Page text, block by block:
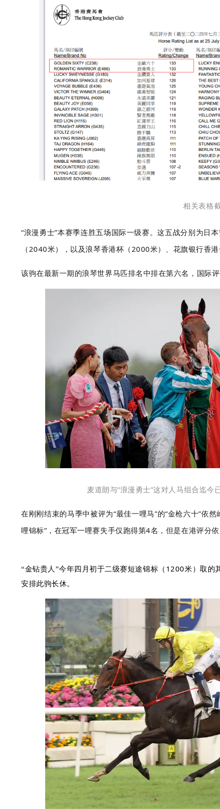
相关表格
“浪漫勇士”本赛季连胜五场国际一级赛。这五战分别为日
（2040米），以及浪琴香港杯（2000米）、花旗银行香
该驹在最新一期的浪琴世界马匹排名中排在第六名，国际
麦道朗与“浪漫勇士”这对人马组合迄今
在刚刚结束的马季中被评为“最佳一哩马”的“金枪六十”依
哩锦标” ，在冠军一哩赛失手仅跑得第4名，但是在港评分
“金钻贵人 ”今年四月初于二级赛短途锦标（ 1200米）取的
安排此驹长休。